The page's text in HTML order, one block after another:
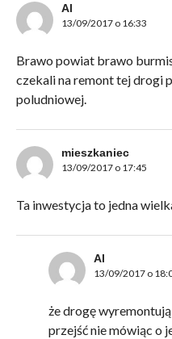
Al
13/09/2017 o 16:33
Brawo powiat brawo
czekali na remont tej drogi
poludniowej.
mieszkaniec
13/09/2017 o 17:45
Ta inwestycja to jedna
Al
13/09/2017 o
że drogę
przejść nie mówiąc o